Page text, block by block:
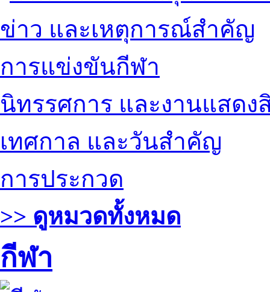
ข่าว และเหตุการณ์สำคัญ
การแข่งขันกีฬา
นิทรรศการ และงานแสดง
เทศกาล และวันสำคัญ
การประกวด
>> ดูหมวดทั้งหมด
กีฬา